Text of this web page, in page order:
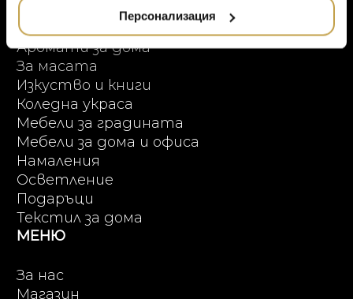
Персонализация
Висок клас мебели
Аксесоари за интериора
Аромати за дома
За масата
Изкуство и книги
Коледна украса
Мебели за градината
Мебели за дома и офиса
Намаления
Осветление
Подаръци
Текстил за дома
МЕНЮ
За нас
Магазин
ZUIVER
DUTCHBONE